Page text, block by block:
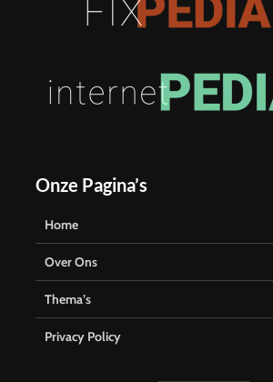
Onze Pagina’s
Home
Over Ons
Thema’s
Privacy Policy